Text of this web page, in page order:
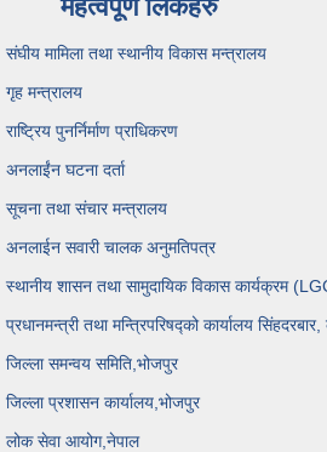
महत्वपूर्ण लिंकहरु
संघीय मामिला तथा स्थानीय विकास मन्त्रालय
गृह मन्त्रालय
राष्ट्रिय पुनर्निर्माण प्राधिकरण
अनलाईंन घटना दर्ता
सूचना तथा संचार मन्त्रालय
अनलाईन सवारी चालक अनुमतिपत्र
स्थानीय शासन तथा सामुदायिक विकास कार्यक्रम
प्रधानमन्त्री तथा मन्त्रिपरिषद्को कार्यालय
जिल्ला समन्वय समिति,भोजपुर
जिल्ला प्रशासन कार्यालय,भोजपुर
लोक सेवा आयोग,नेपाल